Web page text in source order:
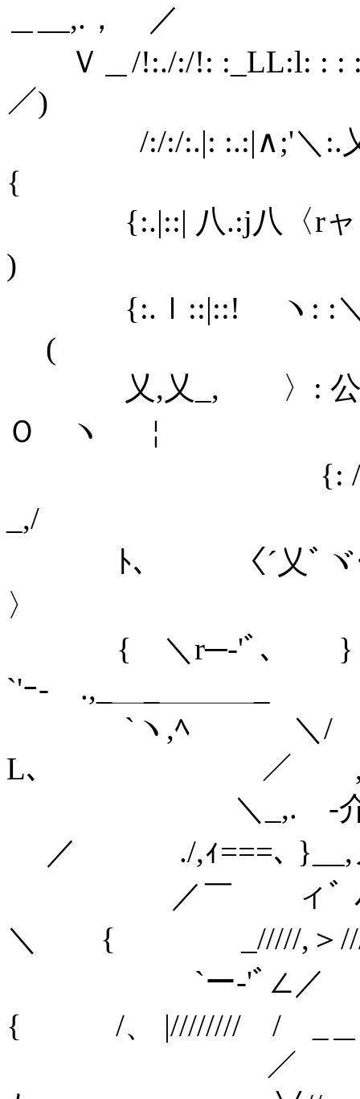
＿__,.， ／
Ｖ＿/!:./:/!: :_LL:l: :
／) `ｰ'ﾞ ,
/:/:/:.|: :.:|∧;'＼:.乂
{ /,/
{:.|::| 八.:j八〈r
) /,/ /
{:.ｌ::|::! ヽ: :
( /,/
乂,乂_, 〉: 公
Ｏ ヽ ￤ ,..
{: / 个=‐─
_,/ し′ /,/
ﾄ､ 〈´乂ﾞヾ
〉 |/
{ ＼r─‐'ﾞ､
`'ｰ- .,_＿_＿＿
`ヽ,ﾍ ＼/ .
L､ ／ ,ｨ
＼_,. ‐介'
／ ./,ｨ
／￣
＼ { _/////,＞
`ー‐'ﾞ
{ /、 |//////// / _＿